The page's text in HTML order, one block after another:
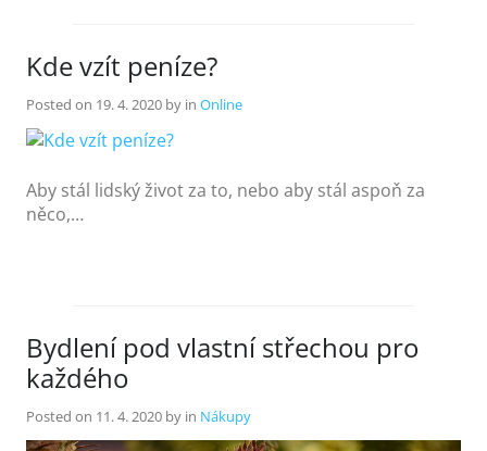
Kde vzít peníze?
Posted on 19. 4. 2020 by in Online
Aby stál lidský život za to, nebo aby stál aspoň za
něco,…
Bydlení pod vlastní střechou pro
každého
Posted on 11. 4. 2020 by in Nákupy